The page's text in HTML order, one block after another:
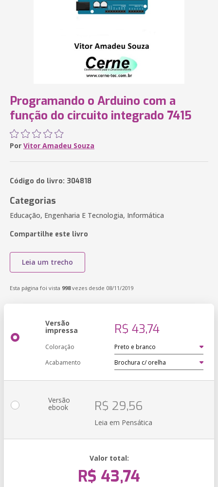
Programando o Arduino com a
função do circuito integrado 7415
Por Vitor Amadeu Souza
Código do livro: 304818
Categorias
Educação, Engenharia E Tecnologia, Informática
Compartilhe este livro
Leia um trecho
Esta página foi vista 998vezes desde 08/11/2019
Versão
impressa R$ 43,74
Coloração
Acabamento
Versão
ebook R$ 29,56
Leia em Pensática
Valor total:
R$ 43,74